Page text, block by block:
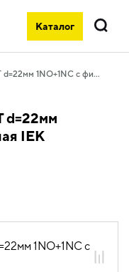
Каталог
Поиск
и
Кнопка управления D8-11T d=22мм 1NO+1NC с фиксацией белая IEK
d=22мм
IEK